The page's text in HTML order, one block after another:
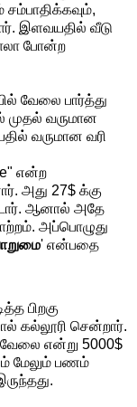
சம்பாதிக்கவும்,
இளவயதில் வீடு
போன்ற
வேலை பார்த்து
முதல் வருமான
வருமான வரி
என்ற
அது 27$ க்கு
ஆனால் அதே
அப்பொழுது
' என்பதை
பிறகு
கல்லூரி சென்றார்.
வேலை என்று 5000$
மேலும் பணம்